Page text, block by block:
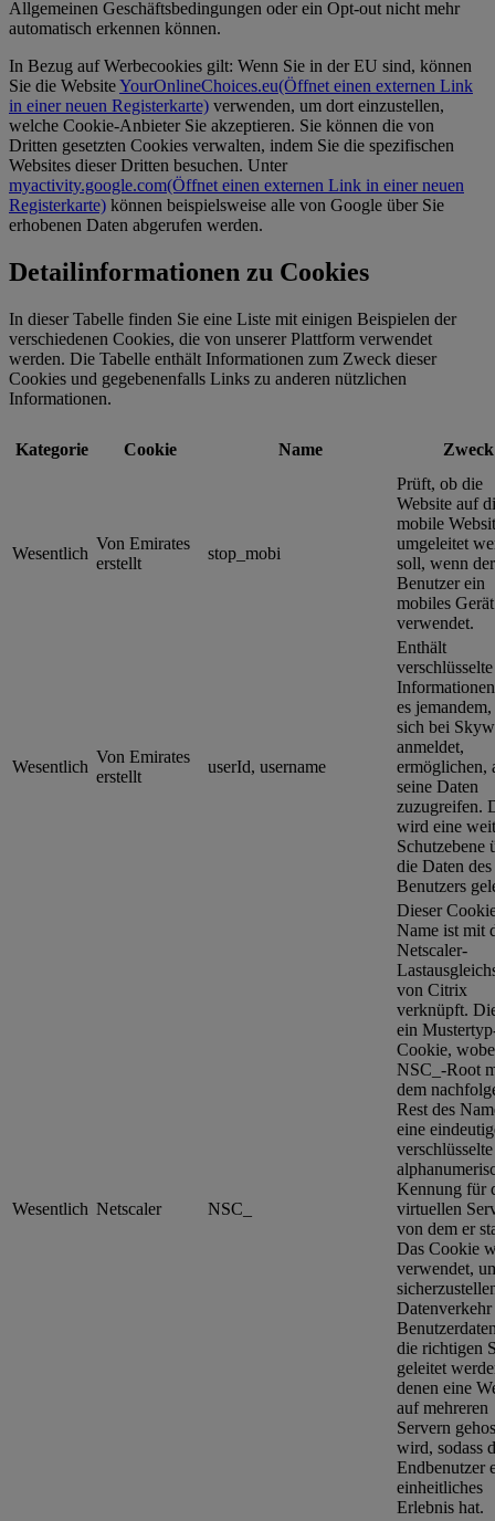
Allgemeinen Geschäftsbedingungen oder ein Opt-out nicht mehr
automatisch erkennen können.
In Bezug auf Werbecookies gilt: Wenn Sie in der EU sind, können
Sie die WebsiteYourOnlineChoices.eu(Öffnet einen externen Link
in einer neuen Registerkarte) verwenden, um dort einzustellen,
welche Cookie-Anbieter Sie akzeptieren. Sie können die von
Dritten gesetzten Cookies verwalten, indem Sie die spezifischen
Websites dieser Dritten besuchen. Unter
myactivity.google.com(Öffnet einen externen Link in einer neuen
Registerkarte) können beispielsweise alle von Google über Sie
erhobenen Daten abgerufen werden.
Detailinformationen zu Cookies
In dieser Tabelle finden Sie eine Liste mit einigen Beispielen der
verschiedenen Cookies, die von unserer Plattform verwendet
werden. Die Tabelle enthält Informationen zum Zweck dieser
Cookies und gegebenenfalls Links zu anderen nützlichen
Informationen.
Kategorie Cookie Name Zweck
Wesentlich
Von Emirates
erstellt
stop_mobi
Prüft, ob die
Website auf
mobile
umgeleitet
soll, wenn der
Benutzer ein
mobiles Gerät
verwendet.
Wesentlich
Von Emirates
erstellt
userId, username
Enthält
verschlüsselte
es
sich bei
anmeldet,
ermöglichen,
seine Daten
zuzugreifen.
wird eine
Schutzebene
die Daten des
Benutzers
Wesentlich Netscaler NSC_
Dieser
Name ist mit
Netscaler-
von Citrix
verknüpft.
ein
Cookie,
NSC_-Root
dem
Rest des
eine
verschlüsselte
Kennung für
virtuellen
von dem er
Das Cookie
verwendet,
die richtigen
geleitet
denen eine
auf mehreren
Servern
wird, sodass
Endbenutzer
einheitliches
Erlebnis hat.